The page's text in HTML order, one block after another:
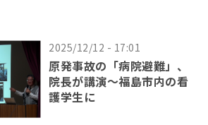
2025/12/12 - 17:01
原発事故の「病院避難」、
院長が講演～福島市内の看
護学生に